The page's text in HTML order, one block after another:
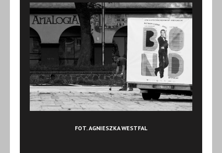
FOT. AGNIESZKA WESTFAL‎